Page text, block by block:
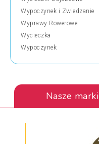
Wypoczynek i Zwiedzanie
Wyprawy Rowerowe
Wycieczka
Wypoczynek
Nasze marki